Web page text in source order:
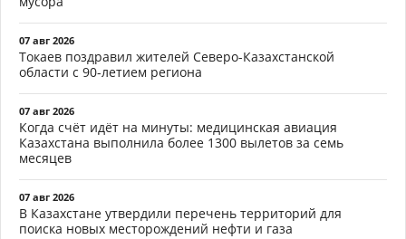
07 авг 2026
Токаев поздравил жителей Северо-Казахстанской
области с 90-летием региона
07 авг 2026
Когда счёт идёт на минуты: медицинская авиация
Казахстана выполнила более 1300 вылетов за семь
месяцев
07 авг 2026
В Казахстане утвердили перечень территорий для
поиска новых месторождений нефти и газа